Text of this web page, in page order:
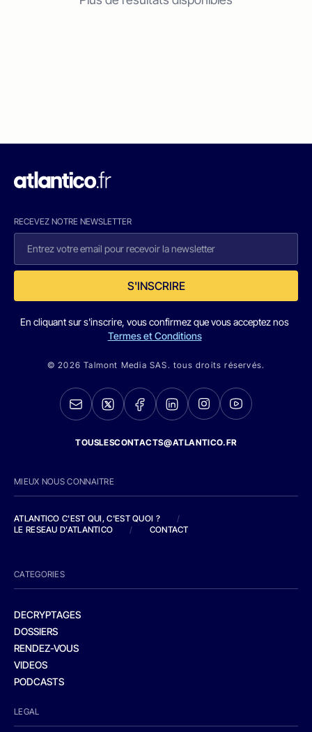
RECEVEZ NOTRE NEWSLETTER
S'INSCRIRE
En cliquant sur s'inscrire, vous confirmez que vous acceptez nos
Termes et Conditions
© 2026 Talmont Media SAS. tous droits réservés.
TOUSLESCONTACTS@ATLANTICO.FR
MIEUX NOUS CONNAITRE
ATLANTICO C'EST QUI, C'EST QUOI ?
/
LE RESEAU D'ATLANTICO
/ CONTACT
CATEGORIES
DECRYPTAGES
DOSSIERS
RENDEZ-VOUS
VIDEOS
PODCASTS
LEGAL